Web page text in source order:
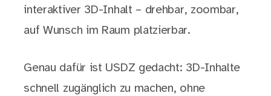
interaktiver 3D-Inhalt – drehbar, zoombar,
auf Wunsch im Raum platzierbar.
Genau dafür ist USDZ gedacht: 3D-Inhalte
schnell zugänglich zu machen, ohne